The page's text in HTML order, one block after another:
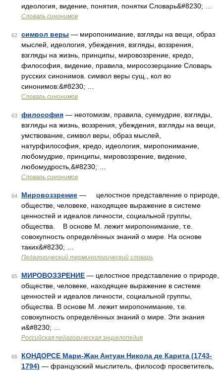
идеология, видение, понятия, понятки Словарь&#8230; …
Словарь синонимов
62 символ веры — миропонимание, взгляды на вещи, образ
мыслей, идеология, убеждения, взгляды, воззрения,
взгляды на жизнь, принципы, мировоззрение, кредо,
философия, видение, правила, миросозерцание Словарь
русских синонимов. символ веры сущ., кол во
синонимов:&#8230; …
Словарь синонимов
63 философия — неотомизм, правила, суемудрие, взгляды,
взгляды на жизнь, воззрения, убеждения, взгляды на вещи,
умствование, символ веры, образ мыслей,
натурфилософия, кредо, идеология, миропонимание,
любомудрие, принципы, мировоззрение, видение,
любомудрость,&#8230; …
Словарь синонимов
64 Мировоззрение — целостное представление о природе,
обществе, человеке, находящее выражение в системе
ценностей и идеалов личности, социальной группы,
общества. В основе М. лежит миропонимание, т.е.
совокупность определённых знаний о мире. На основе
таких&#8230; …
Педагогический терминологический словарь
65 МИРОВОЗЗРЕНИЕ — целостное представление о природе,
обществе, человеке, находящее выражение в системе
ценностей и идеалов личности, социальной группы,
общества. В основе М. лежит миропонимание, т.е.
совокупность определённых знаний о мире. Эти знания
и&#8230; …
Российская педагогическая энциклопедия
66
КОНДОРСЕ Мари-Жан Антуан Никола де Карита (1743-
1794) — французский мыслитель, философ просветитель,